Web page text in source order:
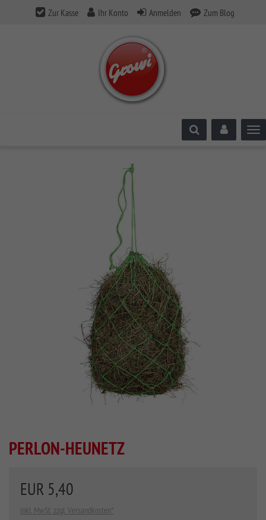
Zur Kasse Ihr Konto Anmelden Zum Blog
PERLON-HEUNETZ
EUR 5,40
inkl. MwSt. zzgl. Versandkosten*